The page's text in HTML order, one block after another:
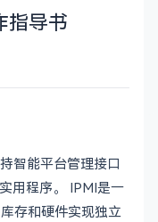
指导书
智能平台管理接口
用程序。 IPMI是一
存和硬件实现独立